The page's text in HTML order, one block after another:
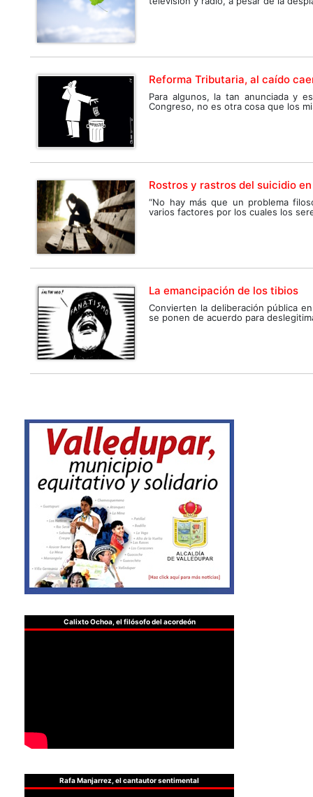
Reforma Tributaria, al caído
Para algunos, la tan anunciada y
Congreso, no es otra cosa que los
Rostros y rastros del suicidio
“No hay más que un problema
varios factores por los cuales los
La emancipación de los tibios
Convierten la deliberación pública
se ponen de acuerdo para
Calixto Ochoa, el filósofo del acordeón
Rafa Manjarrez, el cantautor sentimental